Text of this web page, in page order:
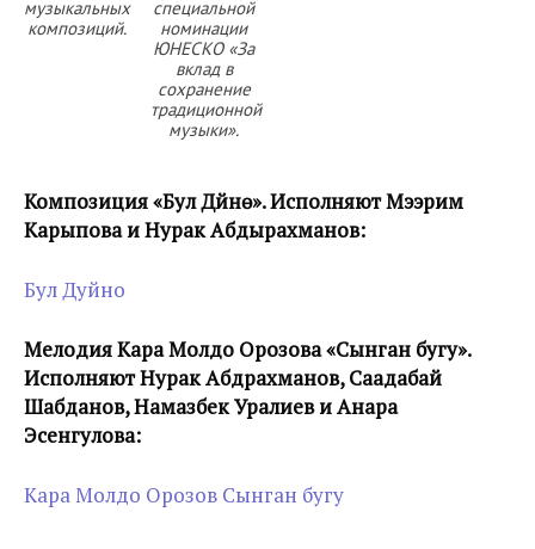
музыкальных
композиций.
специальной
номинации
ЮНЕСКО «За
вклад в
сохранение
традиционной
музыки».
Композиция «Бул Дүйнө». Исполняют Мээрим
Карыпова и Нурак Абдырахманов:
Бул Дуйно
Мелодия Кара Молдо Орозова «Сынган бугу».
Исполняют Нурак Абдрахманов, Саадабай
Шабданов, Намазбек Уралиев и Анара
Эсенгулова:
Кара Молдо Орозов Сынган бугу